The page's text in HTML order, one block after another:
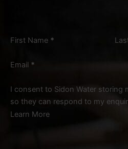
First Name *
Email *
I consent to Sidon Water storing
so they can respond to my
Learn More